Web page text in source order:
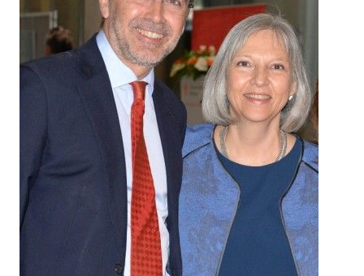
Φρανσίσκο Σεγκόβια.